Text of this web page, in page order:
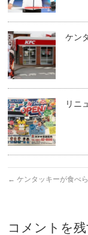
ケン
リニ
← ケンタッキーが食べ
コメントを残